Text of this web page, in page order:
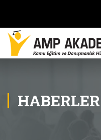
HABERLER